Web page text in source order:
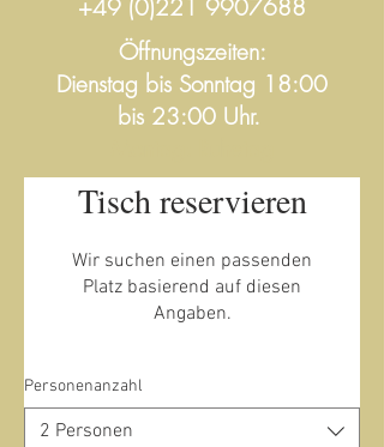
+49 (0)221 9907688
Öffnungszeiten:
Dienstag bis Sonntag 18:00
bis 23:00 Uhr.
Tisch reservieren
Wir suchen einen passenden
Platz basierend auf diesen
Angaben.
Personenanzahl
2 Personen